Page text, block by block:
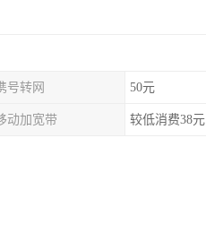
号转网 50元
动加宽带 较低消费38元